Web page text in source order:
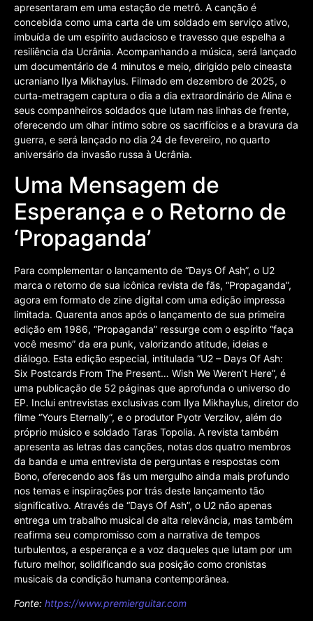
apresentaram em uma estação de metrô. A canção é
concebida como uma carta de um soldado em serviço ativo,
imbuída de um espírito audacioso e travesso que espelha a
resiliência da Ucrânia. Acompanhando a música, será lançado
um documentário de 4 minutos e meio, dirigido pelo cineasta
ucraniano Ilya Mikhaylus. Filmado em dezembro de 2025, o
curta-metragem captura o dia a dia extraordinário de Alina e
seus companheiros soldados que lutam nas linhas de frente,
oferecendo um olhar íntimo sobre os sacrifícios e a bravura da
guerra, e será lançado no dia 24 de fevereiro, no quarto
aniversário da invasão russa à Ucrânia.
Uma Mensagem de
Esperança e o Retorno de
‘Propaganda’
Para complementar o lançamento de “Days Of Ash”, o U2
marca o retorno de sua icônica revista de fãs, “Propaganda”,
agora em formato de zine digital com uma edição impressa
limitada. Quarenta anos após o lançamento de sua primeira
edição em 1986, “Propaganda” ressurge com o espírito “faça
você mesmo” da era punk, valorizando atitude, ideias e
diálogo. Esta edição especial, intitulada “U2 – Days Of Ash:
Six Postcards From The Present… Wish We Weren’t Here”, é
uma publicação de 52 páginas que aprofunda o universo do
EP. Inclui entrevistas exclusivas com Ilya Mikhaylus, diretor do
filme “Yours Eternally”, e o produtor Pyotr Verzilov, além do
próprio músico e soldado Taras Topolia. A revista também
apresenta as letras das canções, notas dos quatro membros
da banda e uma entrevista de perguntas e respostas com
Bono, oferecendo aos fãs um mergulho ainda mais profundo
nos temas e inspirações por trás deste lançamento tão
significativo. Através de “Days Of Ash”, o U2 não apenas
entrega um trabalho musical de alta relevância, mas também
reafirma seu compromisso com a narrativa de tempos
turbulentos, a esperança e a voz daqueles que lutam por um
futuro melhor, solidificando sua posição como cronistas
musicais da condição humana contemporânea.
Fonte: https://www.premierguitar.com